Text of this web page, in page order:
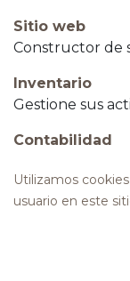
Sitio web
Constructor de
Inventario
Gestione sus
Contabilidad
Compra
Órdenes de
Utilizamos
usuario en este